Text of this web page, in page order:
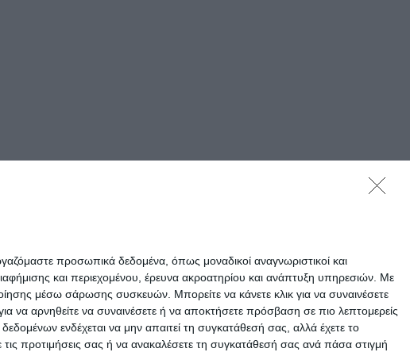
προσωπικά δεδομένα, όπως μοναδικοί αναγνωριστικοί και
και περιεχομένου, έρευνα ακροατηρίου και ανάπτυξη υπηρεσιών. Με
μέσω σάρωσης συσκευών. Μπορείτε να κάνετε κλικ για να συναινέσετε
να αρνηθείτε να συναινέσετε ή να αποκτήσετε πρόσβαση σε πιο λεπτομερείς
ενδέχεται να μην απαιτεί τη συγκατάθεσή σας, αλλά έχετε το
προτιμήσεις σας ή να ανακαλέσετε τη συγκατάθεσή σας ανά πάσα στιγμή